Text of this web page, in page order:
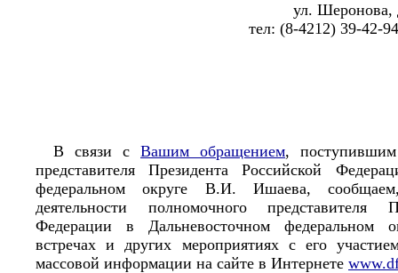
ул. Шеронова,
тел: (8-4212) 39-42-
В связи с Вашим обращением,
представителя Президента Российской
федеральном округе В.И. Ишаева,
деятельности полномочного представителя
Федерации в Дальневосточном федеральном
встречах и других мероприятиях с его
массовой информации на сайте в Интернете